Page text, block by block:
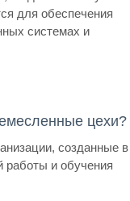
для обеспечения
системах и
цехи?
созданные в
работы и обучения